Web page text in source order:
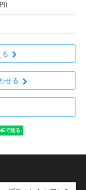
)
せる